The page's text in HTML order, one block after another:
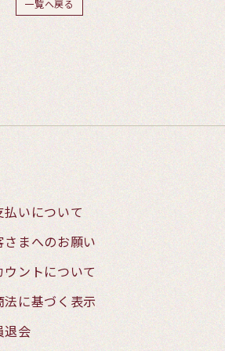
一覧へ戻る
払いについて
さまへのお願い
ウントについて
法に基づく表示
退会